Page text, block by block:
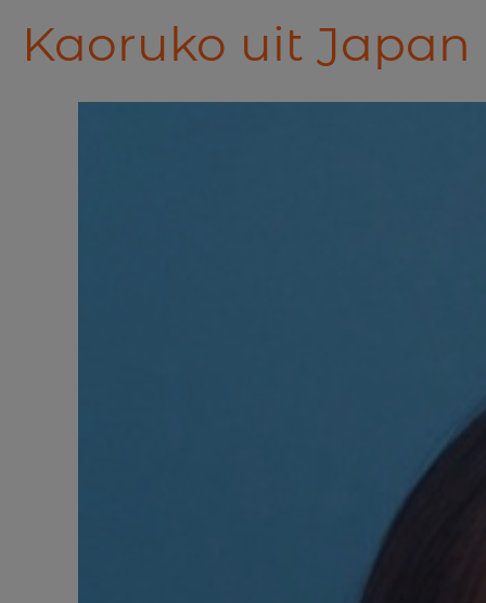
Kaoruko uit Japan